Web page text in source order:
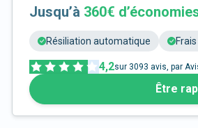
Jusqu’à 360€
Résiliation automatique
4,2sur 3093 avis, par
Être